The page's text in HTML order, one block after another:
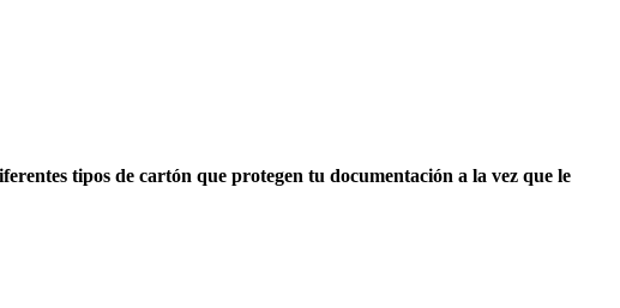
tipos de cartón que protegen tu documentación a la vez que le